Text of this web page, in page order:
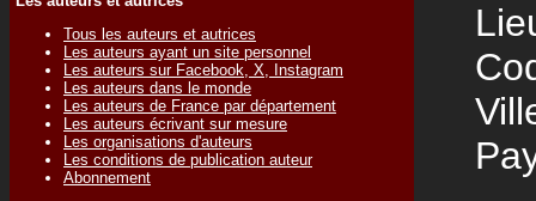
Tous les auteurs et autrices
Les auteurs ayant un site personnel
Les auteurs sur Facebook, X, Instagram
Les auteurs dans le monde
Les auteurs de France par département
Les auteurs écrivant sur mesure
Les organisations d'auteurs
Les conditions de publication auteur
Abonnement